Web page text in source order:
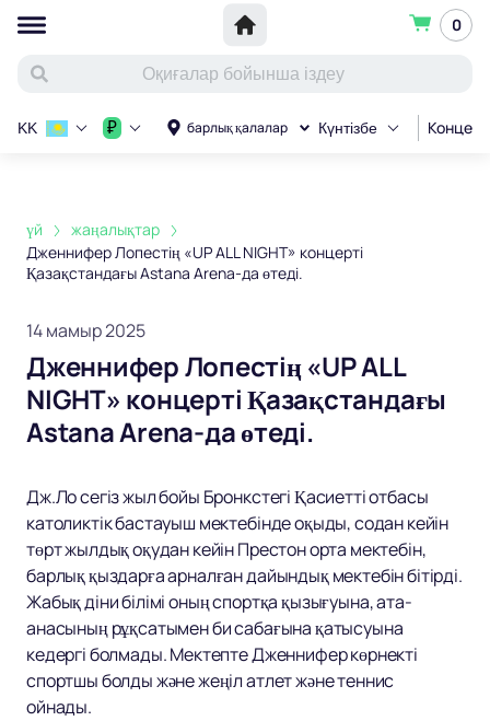
0
барлық қалалар Күнтізбе Концерт
KK ₽
үй
жаңалықтар
Дженнифер Лопестің «UP ALL NIGHT» концерті
Қазақстандағы Astana Arena-да өтеді.
14 мамыр 2025
Дженнифер Лопестің «UP ALL
NIGHT» концерті Қазақстандағы
Astana Arena-да өтеді.
Дж.Ло сегіз жыл бойы Бронкстегі Қасиетті отбасы
католиктік бастауыш мектебінде оқыды, содан кейін
төрт жылдық оқудан кейін Престон орта мектебін,
барлық қыздарға арналған дайындық мектебін бітірді.
Жабық діни білімі оның спортқа қызығуына, ата-
анасының рұқсатымен би сабағына қатысуына
кедергі болмады. Мектепте Дженнифер көрнекті
спортшы болды және жеңіл атлет және теннис
ойнады.